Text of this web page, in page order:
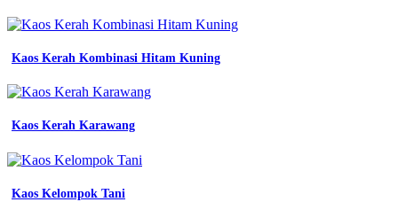
Kaos Kerah Kombinasi Hitam Kuning
Kaos Kerah Karawang
Kaos Kelompok Tani